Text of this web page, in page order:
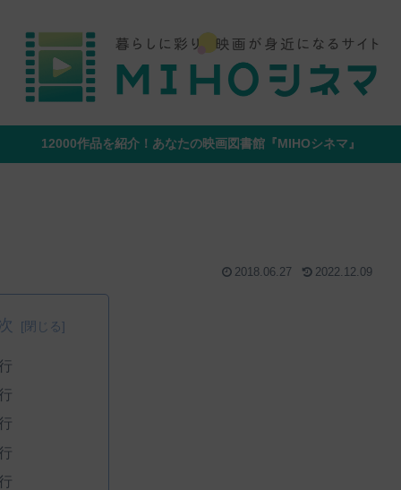
12000作品を紹介！あなたの映画図書館『MIHOシネマ』
2018.06.27 2022.12.09